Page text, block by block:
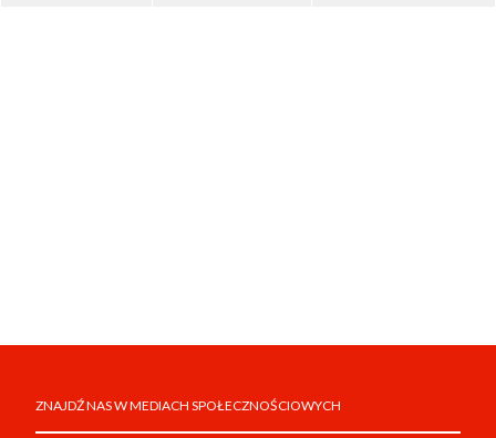
ZNAJDŹ NAS W MEDIACH SPOŁECZNOŚCIOWYCH